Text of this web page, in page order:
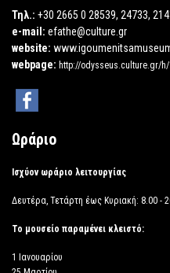
Τηλ.: +30 2665 0 28539, 24733,
e-mail: efathe@culture.gr
website:
webpage: http://odysseus.culture.gr/
Ωράριο
Ισχύον ωράριο λειτουργίας
Δευτέρα, Τετάρτη έως Κυριακή: 8.00 -
Το μουσείο παραμένει κλειστό:
1 Ιανουαρίου